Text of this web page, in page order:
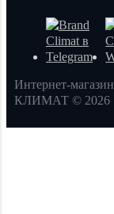
Интернет-
КЛИМАТ © 2026